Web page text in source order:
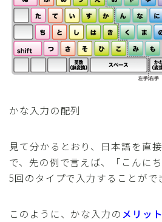
かな入力の配列
見て分かるとおり、日本語を直
で、先の例で言えば、「こんに
5回のタイプで入力することがで
このように、かな入力の メリット